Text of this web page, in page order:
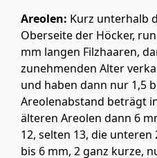
Areolen: Kurz unterhalb
Oberseite der Höcker,
mm langen Filzhaaren,
zunehmenden Alter
und haben dann nur 1,5
Areolenabstand beträgt
älteren Areolen dann 6
12, selten 13, die
bis 6 mm, 2 ganz kurze,